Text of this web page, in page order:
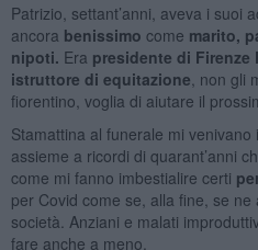
Patrizio, settant’anni, aveva i suoi
ancora benissimo come marito,
nipoti. Era presidente di Firenze
istruttore di equitazione , non
fiorentino, voglia di aiutare il
Stamattina al funerale mi venivano
assieme a ricordi di quarant’anni
come mi fanno imbestialire certi
per Covid come se, alla fine, se
società. Anziani e malati
fare anche a meno.